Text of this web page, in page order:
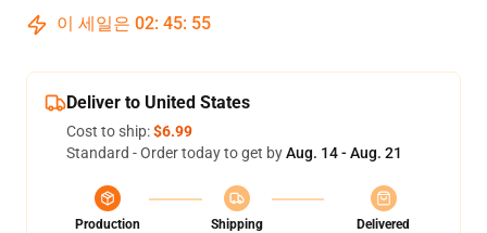
이 세일은 02: 45: 54
Deliver to United States
Cost to ship:$6.99
Standard - Order today to get byAug. 14 - Aug. 21
Production
Shipping
Delivered